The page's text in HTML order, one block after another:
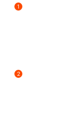
1
2